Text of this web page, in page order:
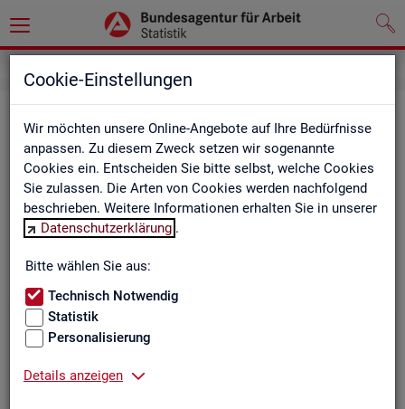
Cookie-Einstellungen
Wir möchten unsere Online-Angebote auf Ihre Bedürfnisse
anpassen. Zu diesem Zweck setzen wir sogenannte
Cookies ein. Entscheiden Sie bitte selbst, welche Cookies
Sie zulassen. Die Arten von Cookies werden nachfolgend
beschrieben. Weitere Informationen erhalten Sie in unserer
Datenschutzerklärung .
Bitte wählen Sie aus:
Technisch Notwendig
Statistik
Personalisierung
Details anzeigen
Be­ru­fe auf einen Blick
Die Dia­gram­me und Ta­bel­len wer­den jähr­lich ak­tua­li­siert und
ent­hal­ten In­for­ma­tio­nen zu den The­men Be­schäf­ti­gung, Ent­
gelt, Ar­beits­lo­sig­keit, ge­mel­de­te Ar­beits­stel­len und Fach­kräf­
te­be­darf aller Be­ru­fe sowie der MINT- und In­ge­nieur­be­ru­fe dif­
fe­ren­ziert nach dem An­for­de­rungs­ni­veau (z.B. Fach­kräf­te) für
Deutsch­land, Län­der und Agen­tur­be­zir­ke
Bitte wäh­len Sie ein Thema aus